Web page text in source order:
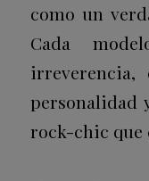
como un
Cada
irreverencia,
personalidad
rock-chic que